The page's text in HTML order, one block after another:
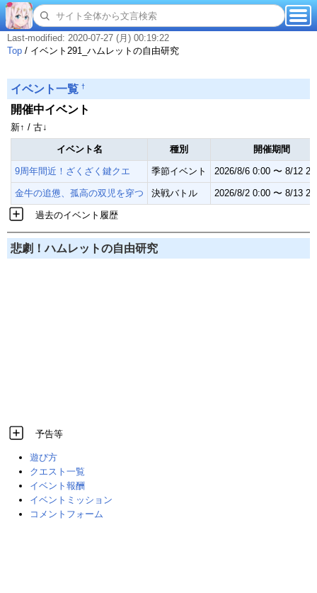
Last-modified: 2020-07-27 (月) 00:19:22
Top / イベント291_ハムレットの自由研究
イベント一覧 †
開催中イベント
新↑ / 古↓
イベント名 種別 開催期間
9周年間近！ざくざく鍵クエ 季節イベント 2026/8/6 0:00 〜 8/12
金牛の追憊、孤高の双児を穿つ 決戦バトル 2026/8/2 0:00 〜 8/13
過去のイベント履歴
悲劇！ハムレットの自由研究
予告等
遊び方
クエスト一覧
イベント報酬
イベントミッション
コメントフォーム